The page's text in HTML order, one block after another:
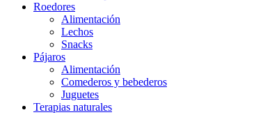
Roedores
Alimentación
Lechos
Snacks
Pájaros
Alimentación
Comederos y bebederos
Juguetes
Terapias naturales